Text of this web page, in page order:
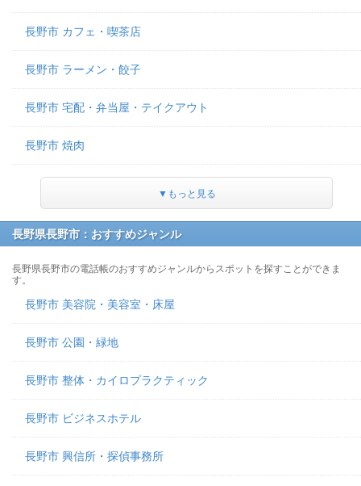
長野市 カフェ・喫茶店
長野市 ラーメン・餃子
長野市 宅配・弁当屋・テイクアウト
長野市 焼肉
▼もっと見る
長野県長野市：おすすめジャンル
長野県長野市の電話帳のおすすめジャンルからスポットを探すことができま
す。
長野市 美容院・美容室・床屋
長野市 公園・緑地
長野市 整体・カイロプラクティック
長野市 ビジネスホテル
長野市 興信所・探偵事務所